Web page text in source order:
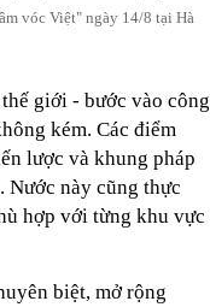
vóc Việt" ngày 14/8 tại Hà
giới - bước vào công
kém. Các điểm
lược và khung pháp
Nước này cũng thực
hợp với từng khu vực
biệt, mở rộng